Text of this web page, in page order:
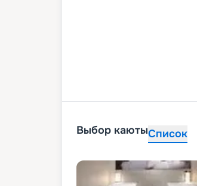
Выбор каютыСписок